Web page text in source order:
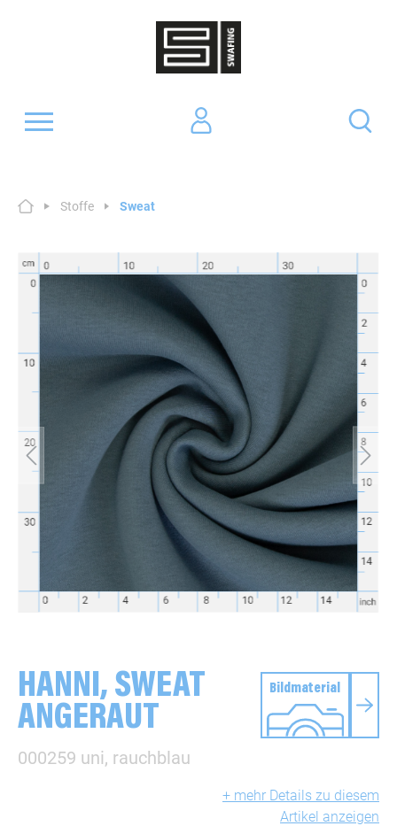
Stoffe Sweat
HANNI, SWEAT
ANGERAUT
000259 uni, rauchblau
Bildmaterial
+ mehr Details zu diesem
Artikel anzeigen